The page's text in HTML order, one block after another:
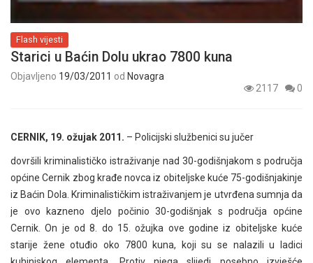
Flash vijesti
Starici u Baćin Dolu ukrao 7800 kuna
Objavljeno 19/03/2011 od Novagra
2117
0
CERNIK, 19. ožujak 2011. – Policijski službenici su jučer
dovršili kriminalističko istraživanje nad 30-godišnjakom s područja
općine Cernik zbog krađe novca iz obiteljske kuće 75-godišnjakinje
iz Baćin Dola. Kriminalističkim istraživanjem je utvrđena sumnja da
je ovo kazneno djelo počinio 30-godišnjak s područja općine
Cernik. On je od 8. do 15. ožujka ove godine iz obiteljske kuće
starije žene otuđio oko 7800 kuna, koji su se nalazili u ladici